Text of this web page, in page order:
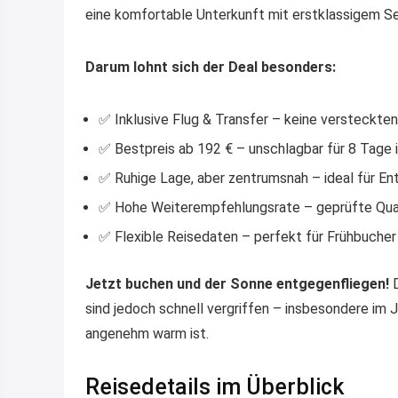
eine komfortable Unterkunft mit erstklassigem
Darum lohnt sich der Deal besonders:
✅ Inklusive Flug & Transfer – keine
✅ Bestpreis ab 192 € – unschlagbar für 8 Tage
✅ Ruhige Lage, aber zentrumsnah – ideal für
✅ Hohe Weiterempfehlungsrate – geprüfte
✅ Flexible Reisedaten – perfekt für
Jetzt buchen und der Sonne entgegenfliegen!
sind jedoch schnell vergriffen – insbesondere im
angenehm warm ist.
Reisedetails im Überblick